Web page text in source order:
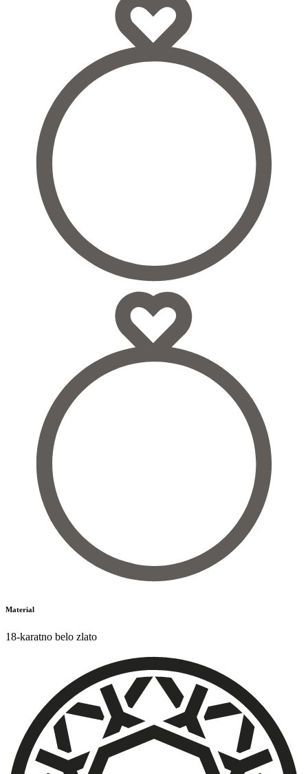
Material
18-karatno belo zlato